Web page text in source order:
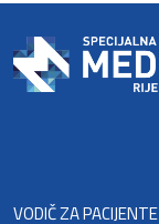
VODIČ ZA PACIJENTE